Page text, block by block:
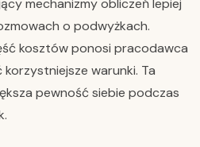
mechanizmy obliczeń lepiej
o podwyżkach.
kosztów ponosi pracodawca
warunki. Ta
pewność siebie podczas